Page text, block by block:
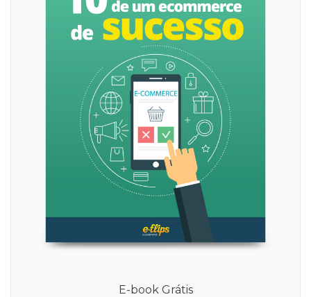
E-book Grátis